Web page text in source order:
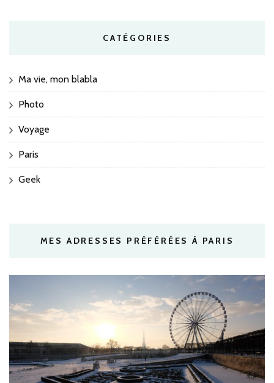
CATÉGORIES
Ma vie, mon blabla
Photo
Voyage
Paris
Geek
MES ADRESSES PRÉFÉRÉES À PARIS